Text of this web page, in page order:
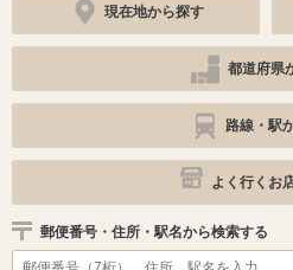
現在地から探す
都道府県
路線・駅
よく行くお
郵便番号・住所・駅名から検索する